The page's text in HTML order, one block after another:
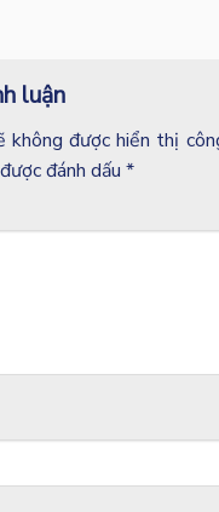
luận
không được hiển thị
đánh dấu *